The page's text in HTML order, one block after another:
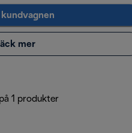
mer
1 produkter